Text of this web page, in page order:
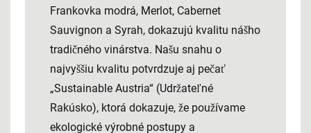
Frankovka modrá, Merlot, Cabernet
Sauvignon a Syrah, dokazujú kvalitu nášho
tradičného vinárstva. Našu snahu o
najvyššiu kvalitu potvrdzuje aj pečať
„Sustainable Austria“ (Udržateľné
Rakúsko), ktorá dokazuje, že používame
ekologické výrobné postupy a